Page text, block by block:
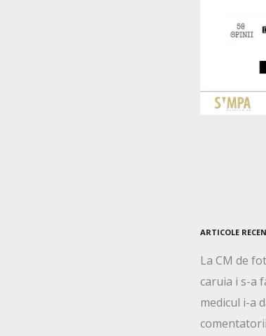
ARTICOLE
La CM de
caruia i s-a
medicul i-a